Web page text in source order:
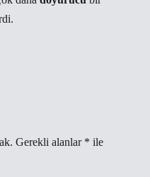
Gerekli alanlar * ile